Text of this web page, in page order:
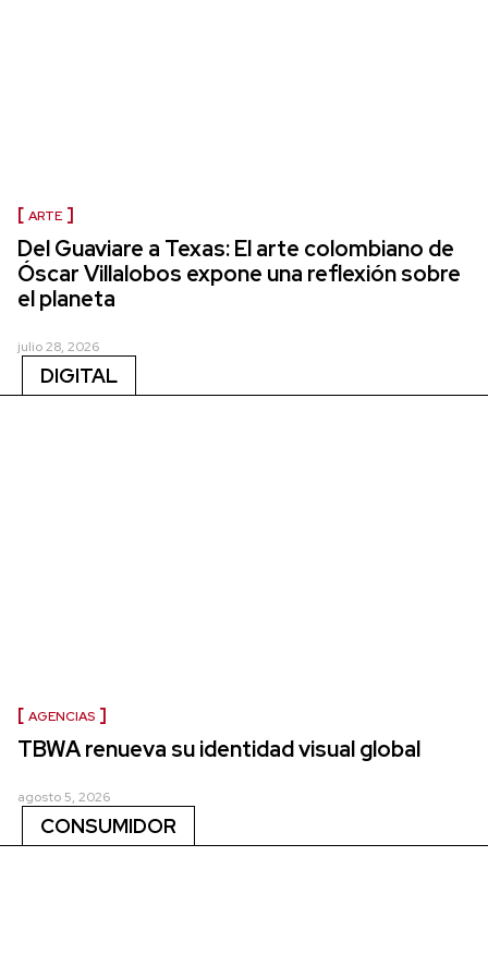
ARTE
Del Guaviare a Texas: El arte colombiano de
Óscar Villalobos expone una reflexión sobre
el planeta
julio 28, 2026
DIGITAL
AGENCIAS
TBWA renueva su identidad visual global
agosto 5, 2026
CONSUMIDOR